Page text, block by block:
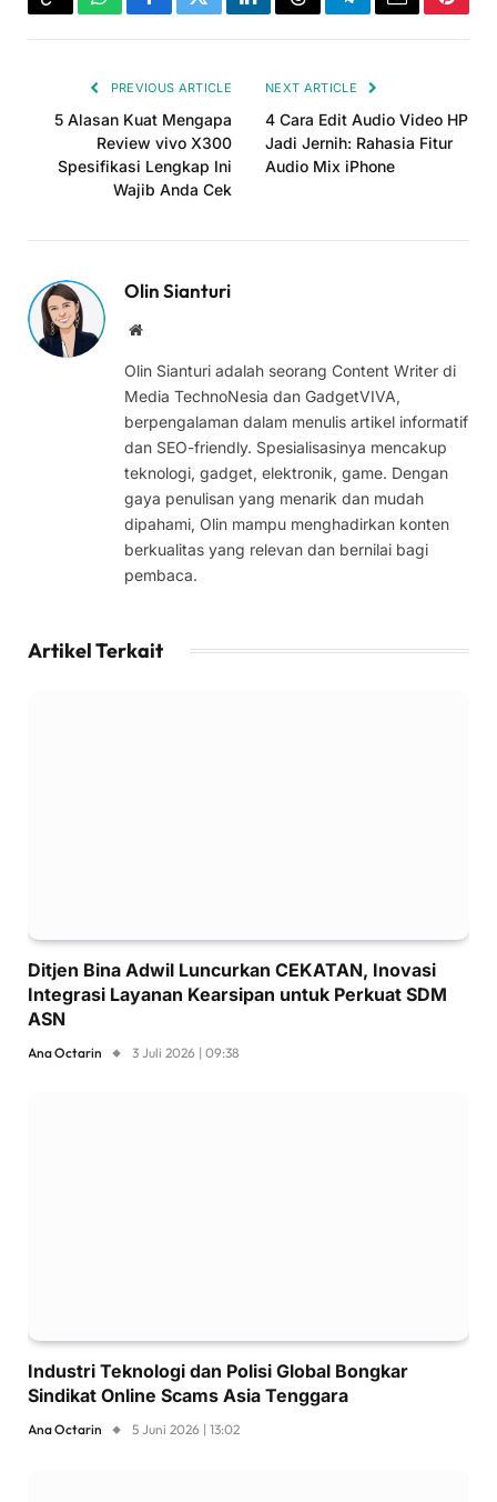
Copy WhatsAppFacebookTwitterLinkedInThreadsTelegramEmail
PREVIOUS ARTICLE
5 Alasan Kuat Mengapa
Review vivo X300
Spesifikasi Lengkap Ini
Wajib Anda Cek
NEXT ARTICLE
4 Cara Edit Audio Video HP
Jadi Jernih: Rahasia Fitur
Audio Mix iPhone
Olin Sianturi
Website
Olin Sianturi adalah seorang Content Writer di
Media TechnoNesia dan GadgetVIVA,
berpengalaman dalam menulis artikel informatif
dan SEO-friendly. Spesialisasinya mencakup
teknologi, gadget, elektronik, game. Dengan
gaya penulisan yang menarik dan mudah
dipahami, Olin mampu menghadirkan konten
berkualitas yang relevan dan bernilai bagi
pembaca.
Artikel Terkait
Ditjen Bina Adwil Luncurkan CEKATAN, Inovasi
Integrasi Layanan Kearsipan untuk Perkuat SDM
ASN
Ana Octarin 3 Juli 2026 | 09:38
Industri Teknologi dan Polisi Global Bongkar
Sindikat Online Scams Asia Tenggara
Ana Octarin 5 Juni 2026 | 13:02